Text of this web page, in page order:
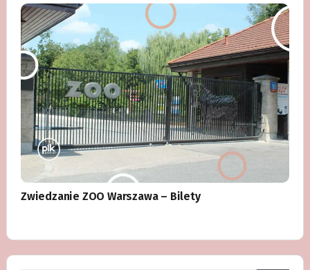
Zwiedzanie ZOO Warszawa – Bilety